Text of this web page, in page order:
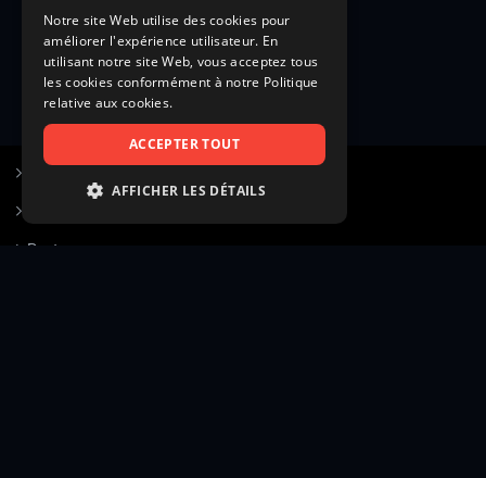
Poster une annonce
Notre site Web utilise des cookies pour
améliorer l'expérience utilisateur. En
utilisant notre site Web, vous acceptez tous
les cookies conformément à notre Politique
relative aux cookies.
ACCEPTER TOUT
AFFICHER LES DÉTAILS